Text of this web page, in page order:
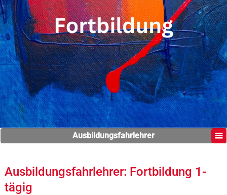
Ausbildungsfahrlehrer
Ausbildungsfahrlehrer: Fortbildung 1-
tägig